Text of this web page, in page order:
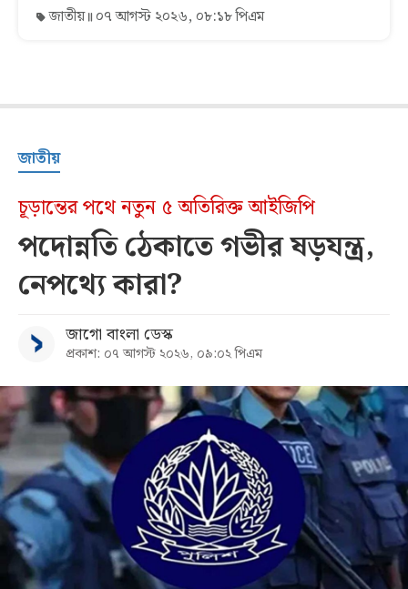
জাতীয় ০৭ আগস্ট ২০২৬, ০৮:১৮ পিএম
জাতীয়
চূড়ান্তের পথে নতুন ৫ অতিরিক্ত আইজিপি
পদোন্নতি ঠেকাতে গভীর ষড়যন্ত্র,
নেপথ্যে কারা?
জাগো বাংলা ডেস্ক
প্রকাশ: ০৭ আগস্ট ২০২৬, ০৯:০২ পিএম